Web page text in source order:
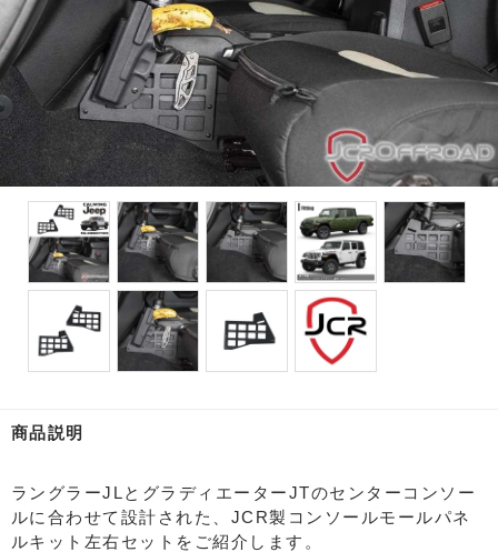
商品説明
ラングラーJLとグラディエーターJTのセンターコンソー
ルに合わせて設計された、JCR製コンソールモールパネ
ルキット左右セットをご紹介します。